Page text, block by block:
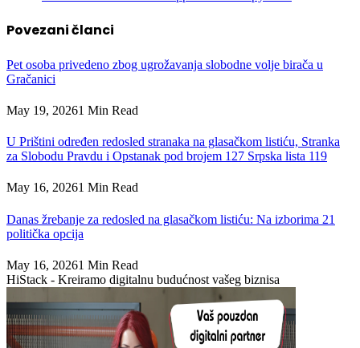
Povezaničlanci
Pet osoba privedeno zbog ugrožavanja slobodne volje birača u
Gračanici
May 19, 20261 Min Read
U Prištini određen redosled stranaka na glasačkom listiću, Stranka
za Slobodu Pravdu i Opstanak pod brojem 127 Srpska lista 119
May 16, 20261 Min Read
Danas žrebanje za redosled na glasačkom listiću: Na izborima 21
politička opcija
May 16, 20261 Min Read
HiStack - Kreiramo digitalnu budućnost vašeg biznisa